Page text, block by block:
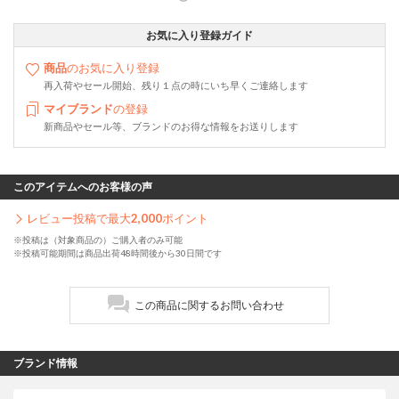
お気に入り登録ガイド
商品のお気に入り登録
再入荷やセール開始、残り１点の時にいち早くご連絡します
マイブランドの登録
新商品やセール等、ブランドのお得な情報をお送りします
このアイテムへのお客様の声
レビュー投稿で最大2,000ポイント
※投稿は（対象商品の）ご購入者のみ可能
※投稿可能期間は商品出荷48時間後から30日間です
この商品に関するお問い合わせ
ブランド情報